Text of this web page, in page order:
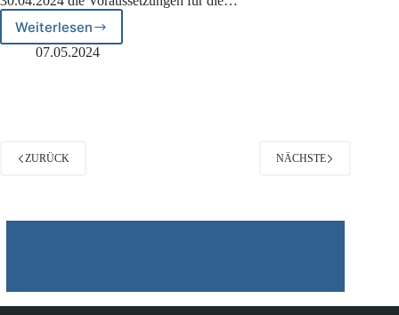
Weiterlesen
EuGH
zur
07.05.2024
ZURÜCK NÄCHSTE